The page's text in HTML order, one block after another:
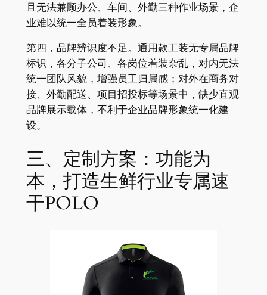
且无法兼顾办公、车间、外勤三种作业场景，企
业难以统一全员着装形象。
第四，品牌辨识度不足。通用款工装无专属品牌
标识，各分子公司、各岗位着装杂乱，对内无法
统一团队风貌，增强员工归属感；对外在商务对
接、外勤配送、项目招投标等场景中，缺少直观
品牌展示载体，不利于企业品牌形象统一化建
设。
三、定制方案：功能为
本，打造生鲜行业专属速
干POLO